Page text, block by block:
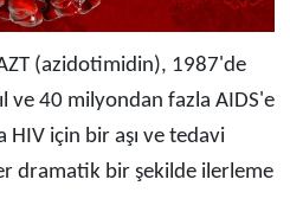
(azidotimidin), 1987'de
ve 40 milyondan fazla AIDS'e
HIV için bir aşı ve tedavi
dramatik bir şekilde ilerleme